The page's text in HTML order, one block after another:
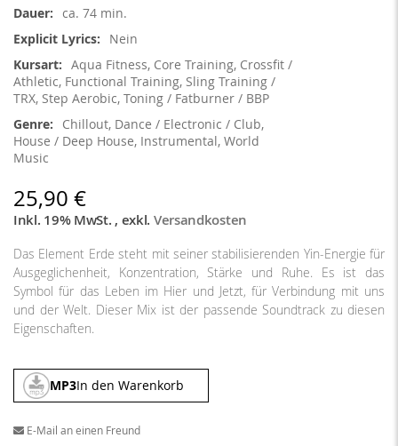
ca. 74 min.
Nein
Aqua Fitness, Core Training, Crossfit /
Athletic, Functional Training, Sling Training /
TRX, Step Aerobic, Toning / Fatburner / BBP
Chillout, Dance / Electronic / Club,
House / Deep House, Instrumental, World
Music
25,90 €
Inkl. 19% MwSt. , exkl. Versandkosten
Das Element Erde steht mit seiner stabilisierenden Yin-Energie für
Ausgeglichenheit, Konzentration, Stärke und Ruhe. Es ist das
Symbol für das Leben im Hier und Jetzt, für Verbindung mit uns
und der Welt. Dieser Mix ist der passende Soundtrack zu diesen
Eigenschaften.
MP3In den Warenkorb
E-Mail an einen Freund